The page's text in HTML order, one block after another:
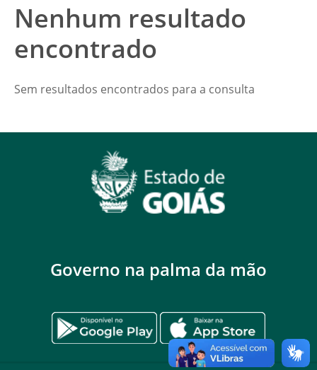
Nenhum resultado
encontrado
Sem resultados encontrados para a consulta
Governo na palma da mão